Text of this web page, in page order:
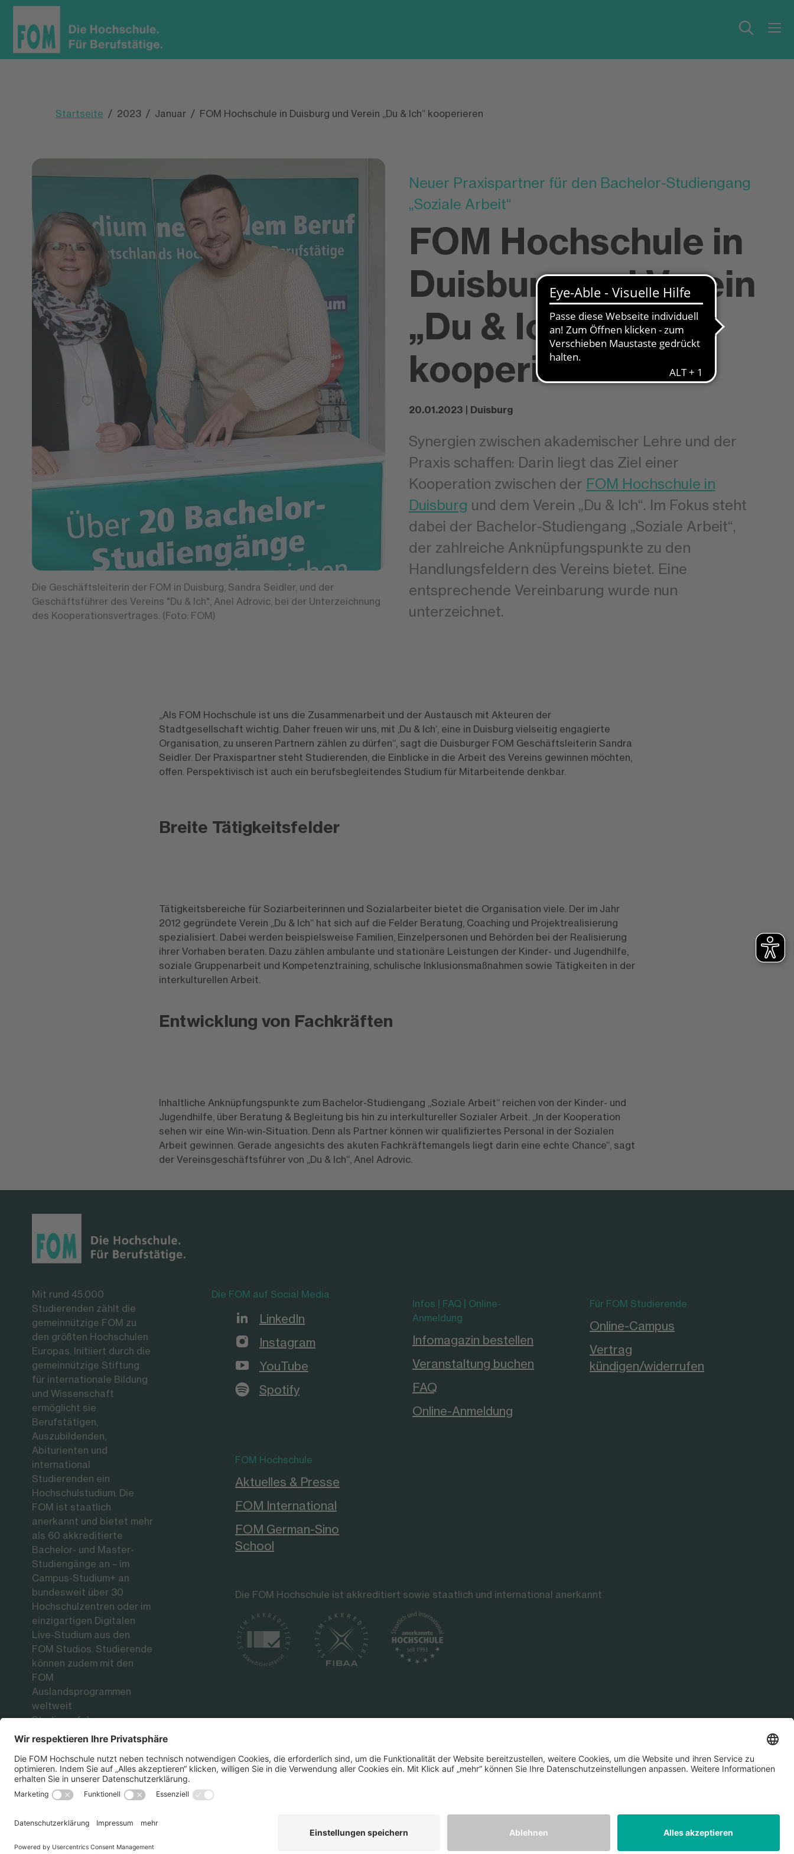
Startseite 2023 Januar FOM Hochschule in Duisburg und Verein „Du & Ich“ kooperieren
Die Geschäftsleiterin der FOM in Duisburg, Sandra Seidler, und der
Geschäftsführer des Vereins "Du & Ich", Anel Adrovic, bei der Unterzeichnung
des Kooperationsvertrages. (Foto: FOM)
Neuer Praxispartner für den Bachelor-Studiengang
„Soziale Arbeit“
FOM Hochschule in
Duisburg und Verein
„Du & Ich“
kooperieren
20.01.2023 | Duisburg
Synergien zwischen akademischer Lehre und der
Praxis schaffen: Darin liegt das Ziel einer
Kooperation zwischen der FOM Hochschule in
Duisburg und dem Verein „Du & Ich“. Im Fokus steht
dabei der Bachelor-Studiengang „Soziale Arbeit“,
der zahlreiche Anknüpfungspunkte zu den
Handlungsfeldern des Vereins bietet. Eine
entsprechende Vereinbarung wurde nun
unterzeichnet.
„Als FOM Hochschule ist uns die Zusammenarbeit und der Austausch mit Akteuren der
Stadtgesellschaft wichtig. Daher freuen wir uns, mit ‚Du & Ich‘, eine in Duisburg vielseitig engagierte
Organisation, zu unseren Partnern zählen zu dürfen“, sagt die Duisburger FOM Geschäftsleiterin Sandra
Seidler. Der Praxispartner steht Studierenden, die Einblicke in die Arbeit des Vereins gewinnen möchten,
offen. Perspektivisch ist auch ein berufsbegleitendes Studium für Mitarbeitende denkbar.
Breite Tätigkeitsfelder
Tätigkeitsbereiche für Soziarbeiterinnen und Sozialarbeiter bietet die Organisation viele. Der im Jahr
2012 gegründete Verein „Du & Ich“ hat sich auf die Felder Beratung, Coaching und Projektrealisierung
spezialisiert. Dabei werden beispielsweise Familien, Einzelpersonen und Behörden bei der Realisierung
ihrer Vorhaben beraten. Dazu zählen ambulante und stationäre Leistungen der Kinder- und Jugendhilfe,
soziale Gruppenarbeit und Kompetenztraining, schulische Inklusionsmaßnahmen sowie Tätigkeiten in der
interkulturellen Arbeit.
Entwicklung von Fachkräften
Inhaltliche Anknüpfungspunkte zum Bachelor-Studiengang „Soziale Arbeit“ reichen von der Kinder- und
Jugendhilfe, über Beratung & Begleitung bis hin zu interkultureller Sozialer Arbeit. „In der Kooperation
sehen wir eine Win-win-Situation. Denn als Partner können wir qualifiziertes Personal in der Sozialen
Arbeit gewinnen. Gerade angesichts des akuten Fachkräftemangels liegt darin eine echte Chance“, sagt
der Vereinsgeschäftsführer von „Du & Ich“, Anel Adrovic.
Mit rund 45.000
Studierenden zählt die
gemeinnützige FOM zu
den größten Hochschulen
Europas. Initiiert durch die
gemeinnützige Stiftung
für internationale Bildung
und Wissenschaft
ermöglicht sie
Berufstätigen,
Auszubildenden,
Abiturienten und
international
Studierenden ein
Hochschulstudium. Die
FOM ist staatlich
anerkannt und bietet mehr
als 60 akkreditierte
Bachelor- und Master-
Studiengänge an – im
Campus-Studium+ an
bundesweit über 30
Hochschulzentren oder im
einzigartigen Digitalen
Live-Studium aus den
FOM Studios. Studierende
können zudem mit den
FOM
Auslandsprogrammen
weltweit
Studienerfahrungen an
renommierten
Partnerhochschulen
sammeln.
Die FOM auf Social Media
LinkedIn
Instagram
YouTube
Spotify
Infos | FAQ | Online-
Anmeldung
Infomagazin bestellen
Veranstaltung buchen
FAQ
Online-Anmeldung
Für FOM Studierende
Online-Campus
Vertrag
kündigen/widerrufen
FOM Hochschule
Aktuelles & Presse
FOM International
FOM German-Sino
School
Die FOM Hochschule ist akkreditiert sowie staatlich und international anerkannt